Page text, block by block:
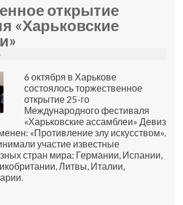
открытие
«Харьковские
6 октября в Харькове
состоялось торжественное
открытие 25-го
Международного фестиваля
«Харьковские ассамблеи» Девиз
«Противление злу искусством».
участие известные
стран мира: Германии, Испании,
Литвы, Италии,